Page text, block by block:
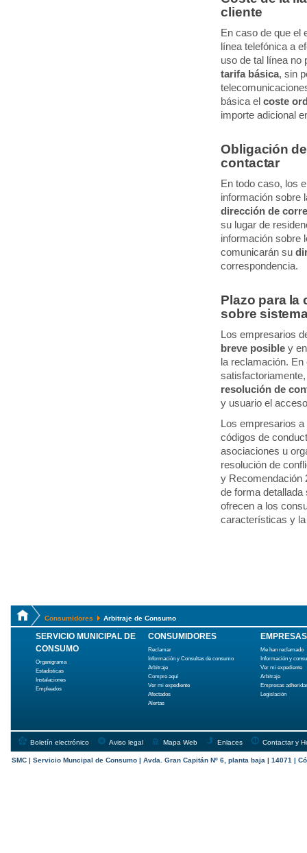
cliente
En caso de que el
línea telefónica a
uso de tal línea no
tarifa básica, sin
básica elcoste
importe adicional
Obligación
contactar
En todo caso, los
información sobre
dirección de
su lugar de
información sobre
comunicarán su
correspondencia.
Plazo para la
sobre
Los empresarios
breve posible y
la reclamación.
resolución de
y usuario el
Los empresarios
códigos de
asociaciones u
resolución de
y Recomendación
de forma
ofrecen a los
características y
Consumidores Arbitraje de Consumo
SERVICIO MUNICIPAL DE
CONSUMO
Organigrama
Estadísticas
Instalaciones
Empleados
CONSUMIDORES
Reclamar
Información y Consultas de consumo
Arbitraje
Compre aquí
Ver mi expediente
Afectados
Alertas
EMPRESAS
Me han reclamado
Información y
Ver mi expediente
Arbitraje
Empresas
Legislación
Boletín electrónico Aviso legal Mapa Web Enlaces Contactar y
SMC | Servicio Muncipal de Consumo | Avda. Gran Capitán Nº 6, planta baja | 14071 |